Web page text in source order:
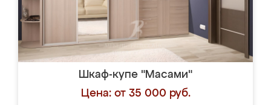
Шкаф-купе "Масами"
Цена: от 35 000 руб.